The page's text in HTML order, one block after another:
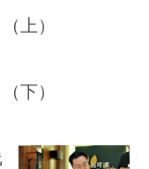
上）
下）